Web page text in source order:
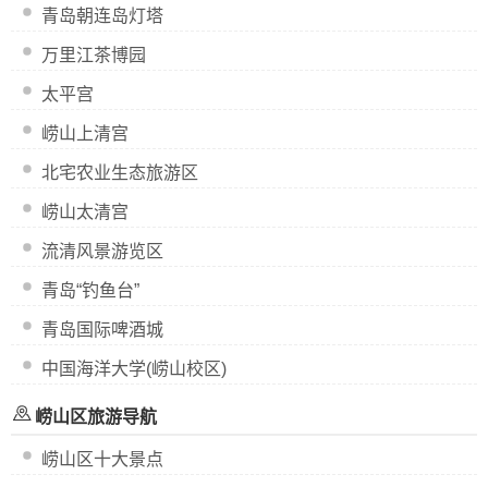
青岛朝连岛灯塔
万里江茶博园
太平宫
崂山上清宫
北宅农业生态旅游区
崂山太清宫
流清风景游览区
青岛“钓鱼台”
青岛国际啤酒城
中国海洋大学(崂山校区)
崂山区旅游导航
崂山区十大景点